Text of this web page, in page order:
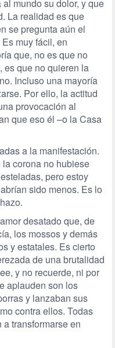
mundo su dolor, y que
La realidad es que
se pregunta aún el
muy fácil, en
que, no es que no
es que no quieren la
Incluso una mayoría
Por ello, la actitud
provocación al
que eso él –o la Casa
a la manifestación.
corona no hubiese
pero estoy
sido menos. Es lo
desatado que, de
los mossos y demás
y estatales. Es cierto
de una brutalidad
y no recuerde, ni por
aplauden son los
y lanzaban sus
contra ellos. Todas
transformarse en